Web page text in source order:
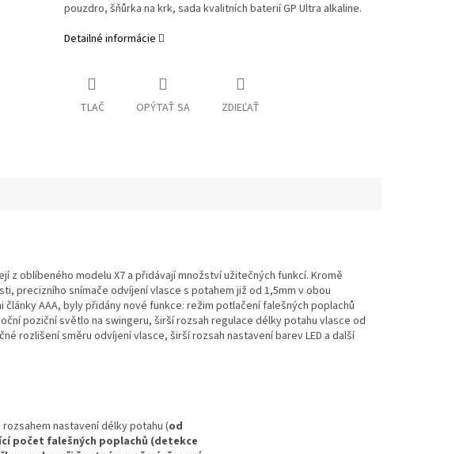
pouzdro, šňůrka na krk, sada kvalitních baterií GP Ultra alkaline.
Detailné informácie
TLAČ OPÝTAŤ SA ZDIEĽAŤ
z oblíbeného modelu X7 a přidávají množství užitečných funkcí. Kromě
precizního snímače odvíjení vlasce s potahem již od 1,5mm v obou
AAA, byly přidány nové funkce: režim potlačení falešných poplachů
poziční světlo na swingeru, širší rozsah regulace délky potahu vlasce od
rozlišení směru odvíjení vlasce, širší rozsah nastavení barev LED a další
nastavení délky potahu (od
počet falešných poplachů (detekce